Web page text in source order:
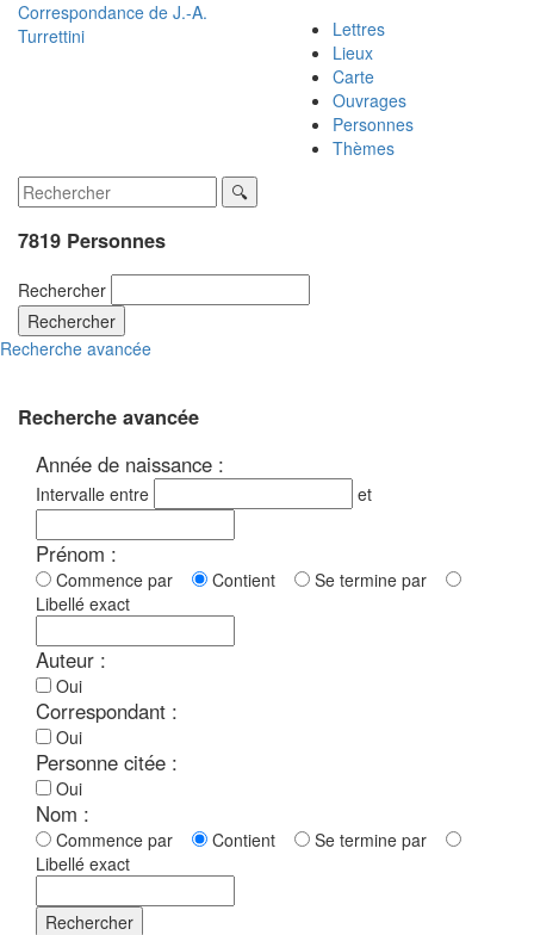
Correspondance de J.-A.
Turrettini
Lettres
Lieux
Carte
Ouvrages
Personnes
Thèmes
7819 Personnes
Rechercher
Rechercher
Recherche avancée
Recherche avancée
Année de naissance :
Intervalle entre et
Prénom :
Commence par Contient
Se termine par
Libellé exact
Auteur :
Oui
Correspondant :
Oui
Personne citée :
Oui
Nom :
Commence par Contient
Se termine par
Libellé exact
Rechercher